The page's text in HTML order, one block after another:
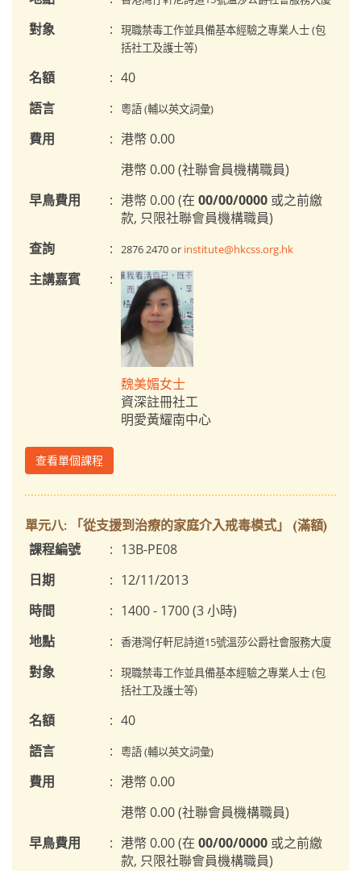
對象 :
現職禁毒工作並具備基本經驗之專業人士 (包
括社工及護士等)
名額 : 40
語言
: 粵語 (輔以英文詞彙)
費用 : 港幣 0.00
港幣 0.00 (社聯會員機構職員)
早鳥費用
: 港幣 0.00 (在 00/00/0000 或之前繳
款, 只限社聯會員機構職員)
查詢
: 2876 2470 or institute@hkcss.org.hk
主講嘉賓 :
魏美媚女士
資深註冊社工
明愛黃耀南中心
查看單個課程
單元八: 「從支援到治療的家庭介入戒毒模式」 (滿額)
課程編號 : 13B-PE08
日期
: 12/11/2013
時間
: 1400 - 1700 (3 小時)
地點
: 香港灣仔軒尼詩道15號溫莎公爵社會服務大廈
對象 :
現職禁毒工作並具備基本經驗之專業人士 (包
括社工及護士等)
名額 : 40
語言
: 粵語 (輔以英文詞彙)
費用 : 港幣 0.00
港幣 0.00 (社聯會員機構職員)
早鳥費用
: 港幣 0.00 (在 00/00/0000 或之前繳
款, 只限社聯會員機構職員)